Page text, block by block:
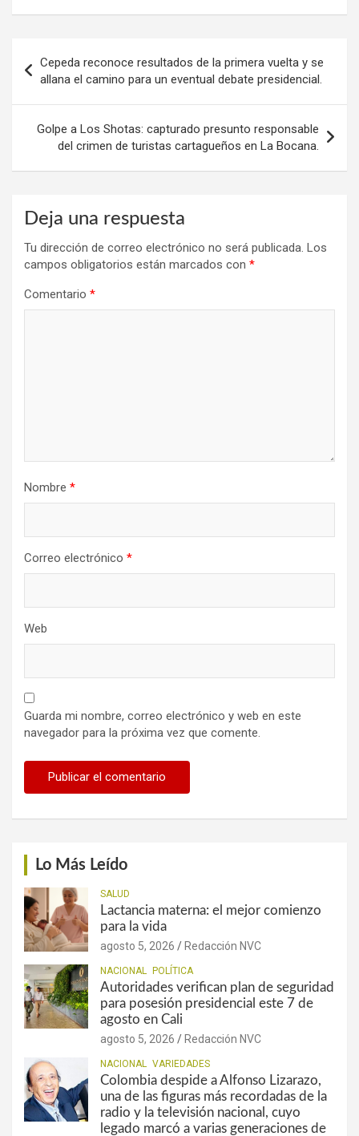
de
entradas
Cepeda reconoce resultados de la primera vuelta y se
allana el camino para un eventual debate presidencial.
Golpe a Los Shotas: capturado presunto responsable
del crimen de turistas cartagueños en La Bocana.
Deja una respuesta
Tu dirección de correo electrónico no será publicada. Los
campos obligatorios están marcados con *
Comentario *
Nombre *
Correo electrónico *
Web
Guarda mi nombre, correo electrónico y web en este
navegador para la próxima vez que comente.
Lo Más Leído
SALUD
Lactancia materna: el mejor comienzo
para la vida
agosto 5, 2026 Redacción NVC
NACIONAL POLÍTICA
Autoridades verifican plan de seguridad
para posesión presidencial este 7 de
agosto en Cali
agosto 5, 2026 Redacción NVC
NACIONAL VARIEDADES
Colombia despide a Alfonso Lizarazo,
una de las figuras más recordadas de la
radio y la televisión nacional, cuyo
legado marcó a varias generaciones de